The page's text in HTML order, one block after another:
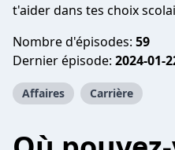
t'aider dans tes choix
Nombre d'épisodes: 59
Dernier épisode: 2024-01-
Affaires Carrière